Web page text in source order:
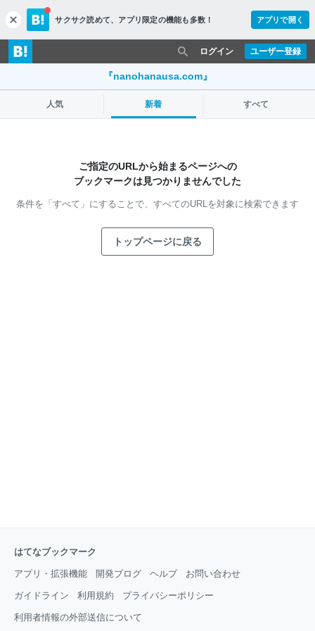
c
l
o
s
サクサク読めて、 アプリ限定の機能も多数！ アプリで開く
ユーザー登録
ログイン
『nanohanausa.com』
人気 新着 すべて
ご指定のURLから始まるページへの
ブックマークは見つかりませんでした
条件を「すべて」にすることで、 すべてのURLを対象に検索できます
トップページに戻る
はてなブックマーク
アプリ・拡張機能 開発ブログ ヘルプ お問い合わせ
ガイドライン 利用規約 プライバシーポリシー
利用者情報の外部送信について